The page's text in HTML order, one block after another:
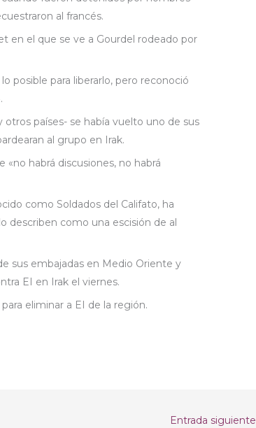
al francés.
en el que se ve a Gourdel rodeado por
posible para liberarlo, pero reconoció
países- se había vuelto uno de sus
al grupo en Irak.
«no habrá discusiones, no habrá
como Soldados del Califato, ha
describen como una escisión de al
sus embajadas en Medio Oriente y
EI en Irak el viernes.
eliminar a EI de la región.
Entrada siguiente